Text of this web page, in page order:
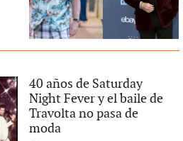
40 años de Saturday
Night Fever y el baile de
Travolta no pasa de
moda